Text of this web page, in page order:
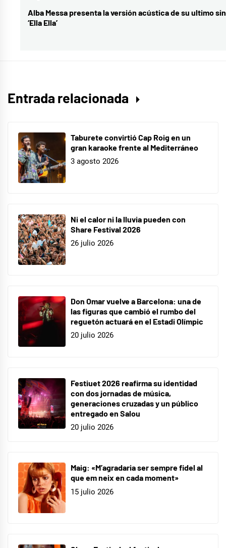
Foco
,
musicales ,
Entrada
siguiente:
Alba Messa presenta la versión acústica de su ultimo
‘Ella Ella’
Entrada relacionada
Taburete convirtió Cap Roig en un
gran karaoke frente al Mediterráneo
3 agosto 2026
Ni el calor ni la lluvia pueden con
Share Festival 2026
26 julio 2026
Don Omar vuelve a Barcelona: una de
las figuras que cambió el rumbo del
reguetón actuará en el Estadi Olímpic
20 julio 2026
Festiuet 2026 reafirma su identidad
con dos jornadas de música,
generaciones cruzadas y un público
entregado en Salou
20 julio 2026
Maig: «M’agradaria ser sempre fidel al
que em neix en cada moment»
15 julio 2026